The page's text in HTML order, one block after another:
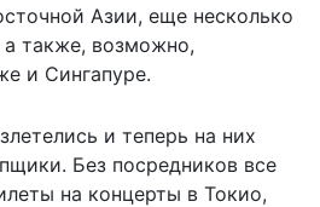
Азии, еще несколько
а также, возможно,
и Сингапуре.
и теперь на них
. Без посредников все
на концерты в Токио,